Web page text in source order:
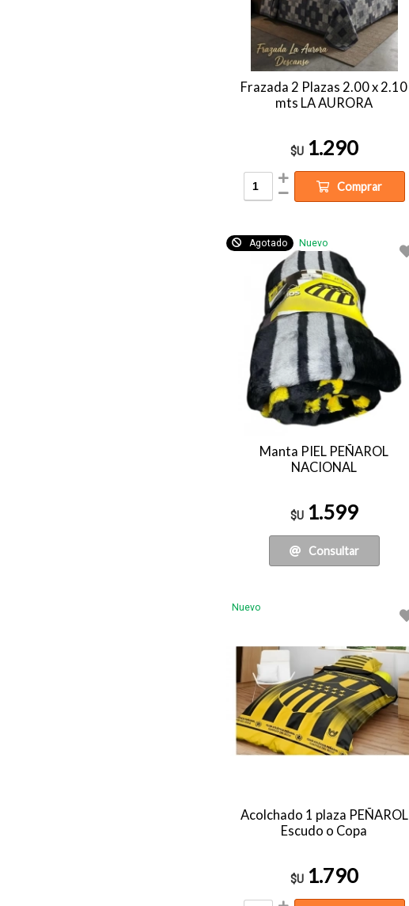
Frazada 2 Plazas 2.00 x 2.10
mts LA AURORA
$U 1.290
Comprar
Agotado Nuevo
Manta PIEL PEÑAROL
NACIONAL
$U 1.599
Consultar
Nuevo
Acolchado 1 plaza PEÑAROL
Escudo o Copa
$U 1.790